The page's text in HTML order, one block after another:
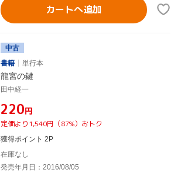
カートへ追加
中古
書籍
単行本
龍宮の鍵
田中経一
¥220円
定価より1,540円（87%）おトク
獲得ポイント 2P
在庫なし
発売年月日：2016/08/05